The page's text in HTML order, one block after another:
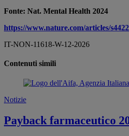
Fonte: Nat. Mental Health 2024
https://www.nature.com/articles/
IT-NON-11618-W-12-2026
Contenuti simili
Notizie
Payback farmaceutico